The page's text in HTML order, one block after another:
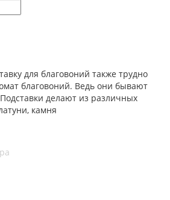
для благовоний также трудно
благовоний. Ведь они бывают
делают из различных
камня